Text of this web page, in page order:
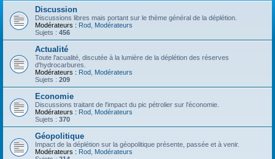
Discussion
Discussions libres mais portant sur le thème général de la déplétion.
Modérateurs : Rod Modérateurs
Sujets : 456
Actualité
Toute l'acualité, discutée à la lumière de la déplétion des réserves
d'hydrocarbures.
Modérateurs : Rod Modérateurs
Sujets : 209
Economie
Discussions traitant de l'impact du pic pétrolier sur l'économie.
Modérateurs : Rod Modérateurs
Sujets : 370
Géopolitique
Impact de la déplétion sur la géopolitique présente, passée et à venir.
Modérateurs : Rod Modérateurs